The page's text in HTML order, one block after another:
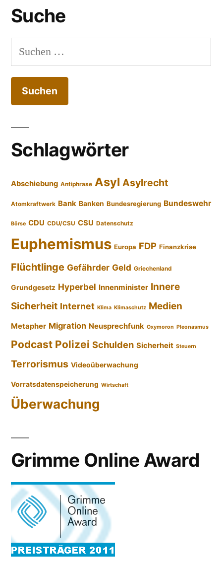
Suche
Suchen
nach:
Schlagwörter
Abschiebung Antiphrase Asyl Asylrecht
Atomkraftwerk Bank Banken Bundesregierung Bundeswehr
Börse CDU CDU/CSU CSU Datenschutz
Euphemismus Europa FDP Finanzkrise
Flüchtlinge Gefährder Geld Griechenland
Grundgesetz Hyperbel Innenminister Innere
Sicherheit Internet Klima Klimaschutz Medien
Metapher Migration Neusprechfunk Oxymoron Pleonasmus
Podcast Polizei Schulden Sicherheit Steuern
Terrorismus Videoüberwachung
Vorratsdatenspeicherung Wirtschaft
Überwachung
Grimme Online Award